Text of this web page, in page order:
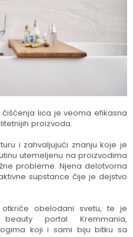
čišćenja lica je veoma efikasna
proizvoda.
i zahvaljujući znanju koje je
utemeljenu na proizvodima
probleme. Njena delotvorna
supstance čije je dejstvo
obelodani svetu, te je
portal Kremmania,
koji i sami biju bitku sa